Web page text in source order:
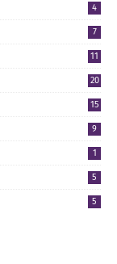
4
7
11
20
15
9
1
5
5